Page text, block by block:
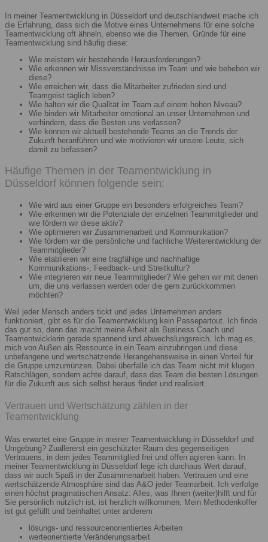
In meiner Teamentwicklung in Düsseldorf und deutschlandweit mache ich
die Erfahrung, dass sich die Motive eines Unternehmens für eine solche
Teamentwicklung oft ähneln, ebenso wie die Themen. Gründe für eine
Teamentwicklung sind häufig diese:
Wie meistern wir bestehende Herausforderungen?
Wie erkennen wir Missverständnisse im Team und wie beheben wir
diese?
Wie erreichen wir, dass die Mitarbeiter zufrieden sind und
Teamgeist täglich leben?
Wie halten wir die Qualität im Team auf einem hohen Niveau?
Wie binden wir Mitarbeiter emotional an unser Unternehmen und
verhindern, dass die Besten uns verlassen?
Wie können wir aktuell bestehende Teams an die Trends der
Zukunft heranführen und wie motivieren wir unsere Leute, sich
damit zu befassen?
Häufige Themen in der Teamentwicklung in
Düsseldorf können folgende sein:
Wie wird aus einer Gruppe ein besonders erfolgreiches Team?
Wie erkennen wir die Potenziale der einzelnen Teammitglieder und
wie fördern wir diese aktiv?
Wie optimieren wir Zusammenarbeit und Kommunikation?
Wie fördern wir die persönliche und fachliche Weiterentwicklung der
Teammitglieder?
Wie etablieren wir eine tragfähige und nachhaltige
Kommunikations-, Feedback- und Streitkultur?
Wie integrieren wir neue Teammitglieder? Wie gehen wir mit denen
um, die uns verlassen werden oder die gern zurückkommen
möchten?
Weil jeder Mensch anders tickt und jedes Unternehmen anders
funktioniert, gibt es für die Teamentwicklung kein Passepartout. Ich finde
das gut so, denn das macht meine Arbeit als Business Coach und
Teamentwicklerin gerade spannend und abwechslungsreich. Ich mag es,
mich von Außen als Ressource in ein Team einzubringen und diese
unbefangene und wertschätzende Herangehensweise in einen Vorteil für
die Gruppe umzumünzen. Dabei überfalle ich das Team nicht mit klugen
Ratschlägen, sondern achte darauf, dass das Team die besten Lösungen
für die Zukunft aus sich selbst heraus findet und realisiert.
Vertrauen und Wertschätzung zählen in der
Teamentwicklung
Was erwartet eine Gruppe in meiner Teamentwicklung in Düsseldorf und
Umgebung? Zuallererst ein geschützter Raum des gegenseitigen
Vertrauens, in dem jedes Teammitglied frei und offen agieren kann. In
meiner Teamentwicklung in Düsseldorf lege ich durchaus Wert darauf,
dass wir auch Spaß in der Zusammenarbeit haben. Vertrauen und eine
wertschätzende Atmosphäre sind das A&O jeder Teamarbeit. Ich verfolge
einen höchst pragmatischen Ansatz: Alles, was Ihnen (weiter)hilft und für
Sie persönlich nützlich ist, ist herzlich willkommen. Mein Methodenkoffer
ist gut gefüllt und beinhaltet unter anderem
lösungs- und ressourcenorientiertes Arbeiten
werteorientierte Veränderungsarbeit